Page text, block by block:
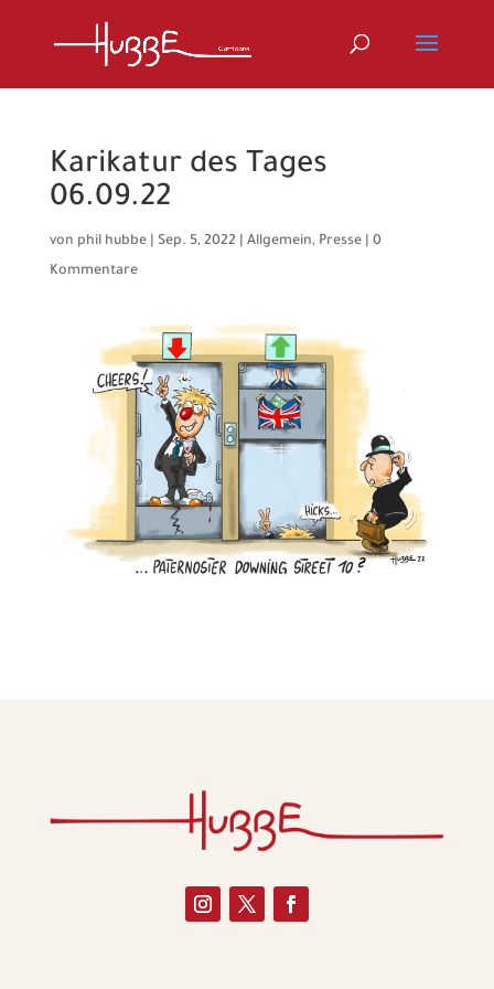
Karikatur des Tages
06.09.22
von phil hubbe| Sep. 5, 2022 Allgemein, Presse| 0
Kommentare